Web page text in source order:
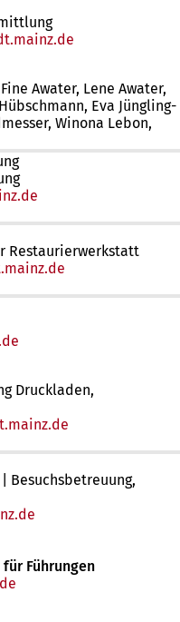
de
Fine Awater, Lene Awater,
Eva Jüngling-
Winona Lebon,
de
Restaurierwerkstatt
de
de
Druckladen,
de
| Besuchsbetreuung,
de
Führungen
de